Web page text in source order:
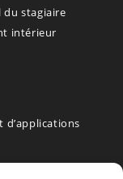
du stagiaire
intérieur
d’applications